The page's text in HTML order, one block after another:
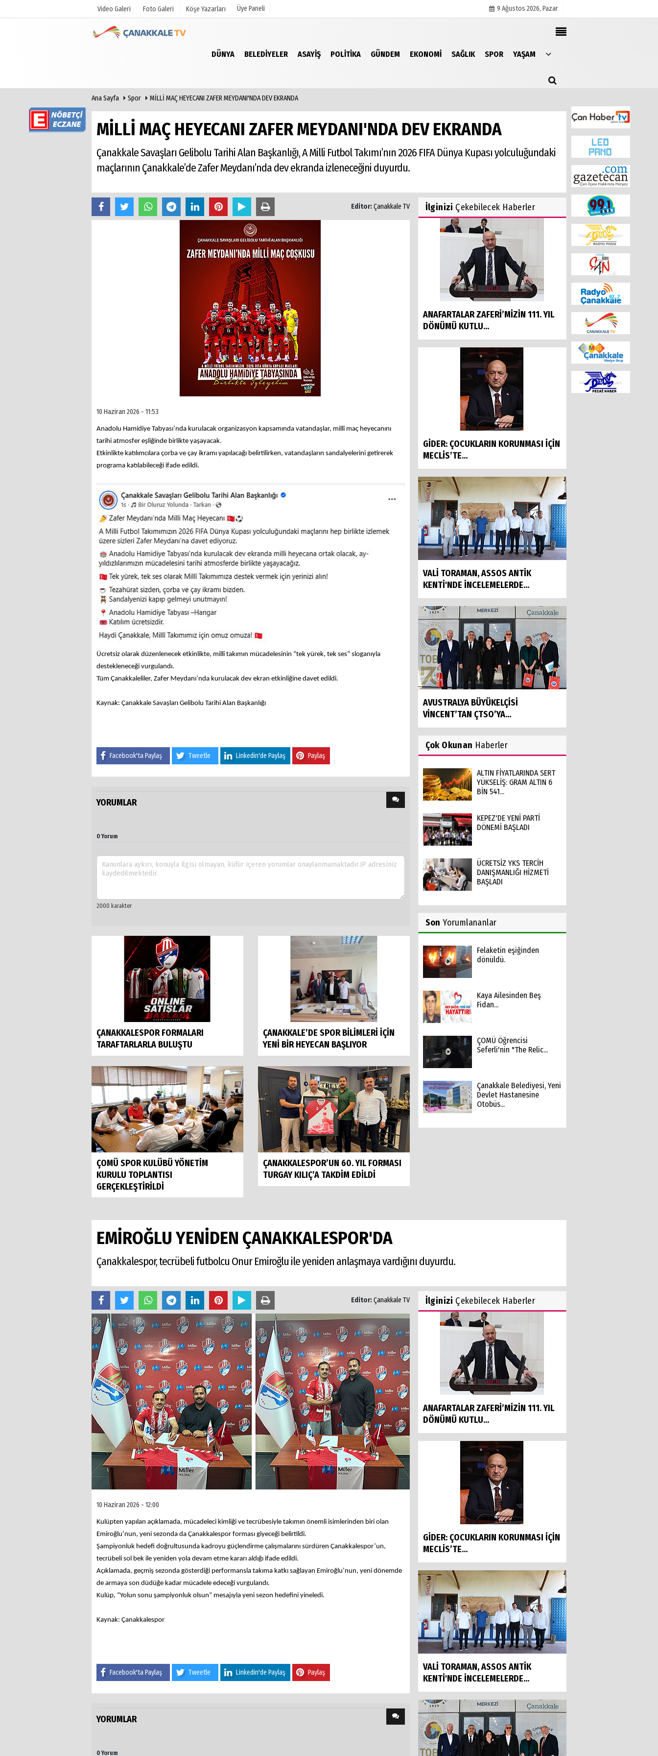
Video Galeri Foto Galeri Köşe Yazarları Üye Paneli 9 Ağustos 2026, Pazar
DÜNYA BELEDIYELER ASAYIŞ POLITIKA GÜNDEM EKONOMI SAĞLIK SPOR YAŞAM
Gazete Arşivi
Hava Durumu
Anketler
Biyografiler
Köşe Yazarları
Künye
Ana Sayfa Spor MİLLİ MAÇ HEYECANI ZAFER MEYDANI'NDA DEV EKRANDA
MİLLİ MAÇ HEYECANI ZAFER MEYDANI'NDA DEV EKRANDA
Çanakkale Savaşları Gelibolu Tarihi Alan Başkanlığı, A Milli Futbol Takımı’nın 2026 FIFA Dünya Kupası yolculuğundaki
maçlarının Çanakkale’de Zafer Meydanı’nda dev ekranda izleneceğini duyurdu.
Editor:Çanakkale TV
10 Haziran 2026 - 11:53
Anadolu Hamidiye Tabyası’nda kurulacak organizasyon kapsamında vatandaşlar, millî maç heyecanını
tarihi atmosfer eşliğinde birlikte yaşayacak.
Etkinlikte katılımcılara çorba ve çay ikramı yapılacağı belirtilirken, vatandaşların sandalyelerini getirerek
programa katılabileceği ifade edildi.
Ücretsiz olarak düzenlenecek etkinlikte, millî takımın mücadelesinin “tek yürek, tek ses” sloganıyla
destekleneceği vurgulandı.
Tüm Çanakkaleliler, Zafer Meydanı’nda kurulacak dev ekran etkinliğine davet edildi.
Kaynak: Çanakkale Savaşları Gelibolu Tarihi Alan Başkanlığı
Facebook'ta Paylaş Tweetle Linkedin'de Paylaş Paylaş
YORUMLAR
0 Yorum
ÇANAKKALESPOR FORMALARI
TARAFTARLARLA BULUŞTU
ÇANAKKALE’DE SPOR BİLİMLERİ İÇİN
YENİ BİR HEYECAN BAŞLIYOR
ÇOMÜ SPOR KULÜBÜ YÖNETİM
KURULU TOPLANTISI
GERÇEKLEŞTİRİLDİ
ÇANAKKALESPOR’UN 60. YIL FORMASI
TURGAY KILIÇ’A TAKDİM EDİLDİ
İlginizi Çekebilecek Haberler
ANAFARTALAR ZAFERİ’MİZİN 111. YIL
DÖNÜMÜ KUTLU...
GİDER: ÇOCUKLARIN KORUNMASI İÇİN
MECLİS’TE...
VALİ TORAMAN, ASSOS ANTİK
KENTİ'NDE İNCELEMELERDE...
AVUSTRALYA BÜYÜKELÇİSİ
VİNCENT’TAN ÇTSO’YA...
Çok Okunan Haberler
ALTIN FİYATLARINDA SERT
YÜKSELİŞ: GRAM ALTIN 6
BİN 541...
KEPEZ'DE YENİ PARTİ
DÖNEMİ BAŞLADI
ÜCRETSİZ YKS TERCİH
DANIŞMANLIĞI HİZMETİ
BAŞLADI
Son Yorumlananlar
Felaketin eşiğinden
dönüldü.
Kaya Ailesinden Beş
Fidan...
ÇOMÜ Öğrencisi
Seferli'nin "The Relic...
Çanakkale Belediyesi, Yeni
Devlet Hastanesine
Otobüs...
EMİROĞLU YENİDEN ÇANAKKALESPOR'DA
Çanakkalespor, tecrübeli futbolcu Onur Emiroğlu ile yeniden anlaşmaya vardığını duyurdu.
Editor:Çanakkale TV
10 Haziran 2026 - 12:00
Kulüpten yapılan açıklamada, mücadeleci kimliği ve tecrübesiyle takımın önemli isimlerinden biri olan
Emiroğlu’nun, yeni sezonda da Çanakkalespor forması giyeceği belirtildi.
Şampiyonluk hedefi doğrultusunda kadroyu güçlendirme çalışmalarını sürdüren Çanakkalespor’un,
tecrübeli sol bek ile yeniden yola devam etme kararı aldığı ifade edildi.
Açıklamada, geçmiş sezonda gösterdiği performansla takıma katkı sağlayan Emiroğlu’nun, yeni dönemde
de armaya son düdüğe kadar mücadele edeceği vurgulandı.
Kulüp, “Yolun sonu şampiyonluk olsun” mesajıyla yeni sezon hedefini yineledi.
Kaynak: Çanakkalespor
Facebook'ta Paylaş Tweetle Linkedin'de Paylaş Paylaş
YORUMLAR
0 Yorum
İlginizi Çekebilecek Haberler
ANAFARTALAR ZAFERİ’MİZİN 111. YIL
DÖNÜMÜ KUTLU...
GİDER: ÇOCUKLARIN KORUNMASI İÇİN
MECLİS’TE...
VALİ TORAMAN, ASSOS ANTİK
KENTİ'NDE İNCELEMELERDE...